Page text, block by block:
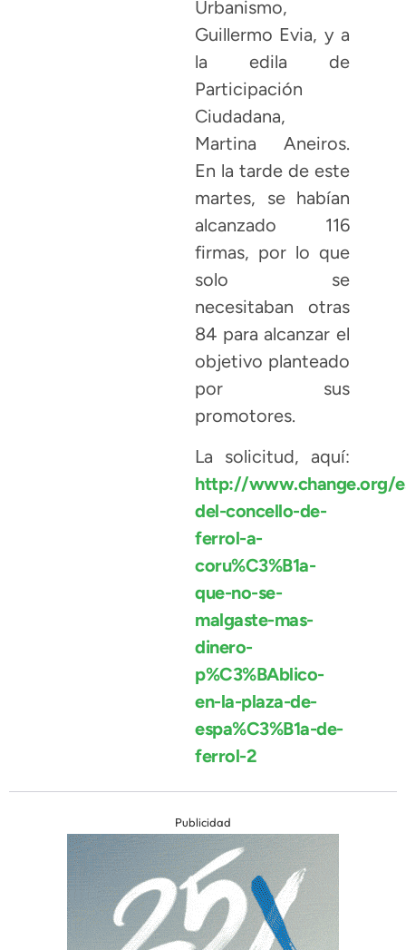
Urbanismo,
Guillermo Evia, y a
la edila de
Participación
Ciudadana,
Martina Aneiros.
En la tarde de este
martes, se habían
alcanzado 116
firmas, por lo que
solo se
necesitaban otras
84 para alcanzar el
objetivo planteado
por sus
promotores.
La solicitud, aquí:
http://www.change.org/
del-concello-de-
ferrol-a-
coru%C3%B1a-
que-no-se-
malgaste-mas-
dinero-
p%C3%BAblico-
en-la-plaza-de-
espa%C3%B1a-de-
ferrol-2
Publicidad